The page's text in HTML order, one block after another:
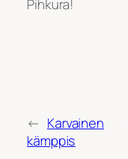
Pihkura!
← Karvainen
kämppis